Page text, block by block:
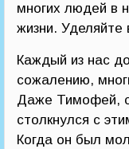
многих людей в
жизни. Уделяйте
Каждый из нас
сожалению,
Даже Тимофей,
столкнулся с
Когда он был